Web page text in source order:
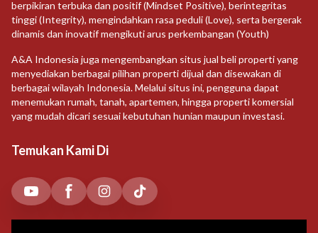
berpikiran terbuka dan positif (Mindset Positive), berintegritas
tinggi (Integrity), mengindahkan rasa peduli (Love), serta bergerak
dinamis dan inovatif mengikuti arus perkembangan (Youth)
A&A Indonesia juga mengembangkan situs jual beli properti yang
menyediakan berbagai pilihan properti dijual dan disewakan di
berbagai wilayah Indonesia. Melalui situs ini, pengguna dapat
menemukan rumah, tanah, apartemen, hingga properti komersial
yang mudah dicari sesuai kebutuhan hunian maupun investasi.
Temukan Kami Di